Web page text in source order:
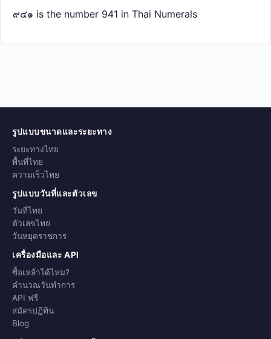
๙๔๑ is the number 941 in Thai Numerals
รูปแบบขนาดและระยะทาง
ระยะทางไทย
พื้นที่ไทย
ความเร็วไทย
รูปแบบวันที่และตัวเลข
วันที่ไทย
ตัวเลขไทย
วันหยุดราชการ
เครื่องมือและ API
ซื้อเหล้าได้ไหม?
คำนวณวันทำการ
API ฟรี
สมัครปฏิทิน
Blog